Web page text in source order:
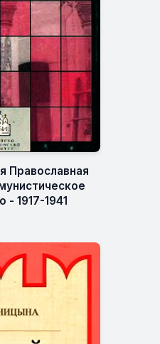
Православная
- 1917-1941